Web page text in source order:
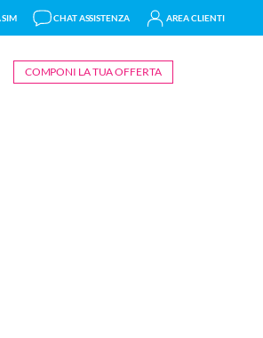
SIM CHAT ASSISTENZA AREA CLIENTI
COMPONI LA TUA OFFERTA